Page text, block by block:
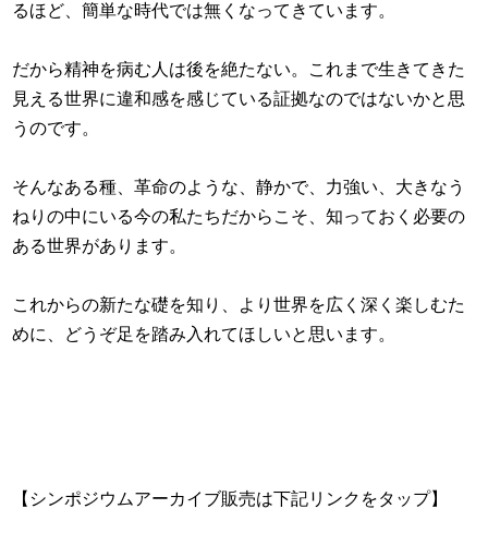
るほど、簡単な時代では無くなってきています。
だから精神を病む人は後を絶たない。これまで生きてきた
見える世界に違和感を感じている証拠なのではないかと思
うのです。
そんなある種、革命のような、静かで、力強い、大きなう
ねりの中にいる今の私たちだからこそ、知っておく必要の
ある世界があります。
これからの新たな礎を知り、より世界を広く深く楽しむた
めに、どうぞ足を踏み入れてほしいと思います。
【シンポジウムアーカイブ販売は下記リンクをタップ】